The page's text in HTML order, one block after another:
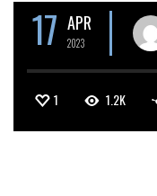
17 APR
2023
1 1.2K